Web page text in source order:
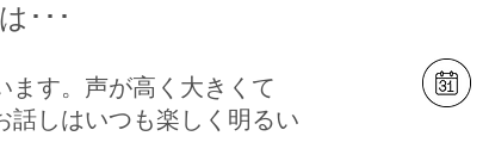
･･･
す。声が高く 大きくて
しはいつも楽しく明るい